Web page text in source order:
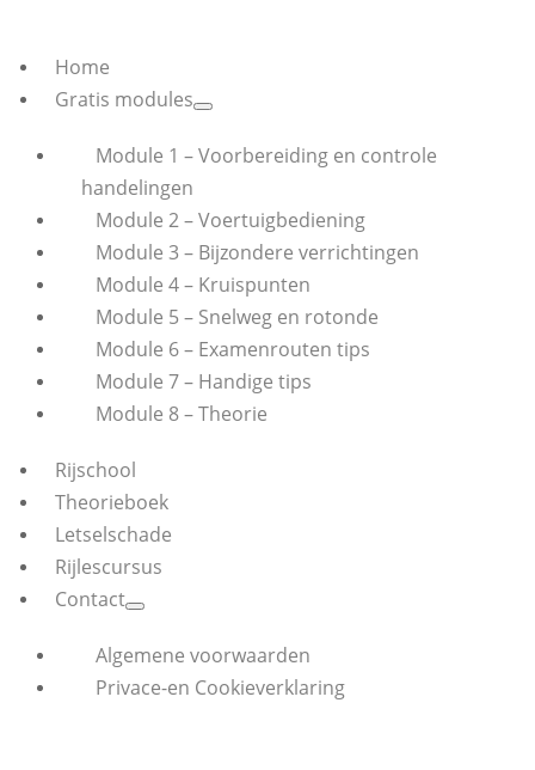
Home
Gratis modules
Module 1 – Voorbereiding en controle
handelingen
Module 2 – Voertuigbediening
Module 3 – Bijzondere verrichtingen
Module 4 – Kruispunten
Module 5 – Snelweg en rotonde
Module 6 – Examenrouten tips
Module 7 – Handige tips
Module 8 – Theorie
Rijschool
Theorieboek
Letselschade
Rijlescursus
Contact
Algemene voorwaarden
Privace-en Cookieverklaring